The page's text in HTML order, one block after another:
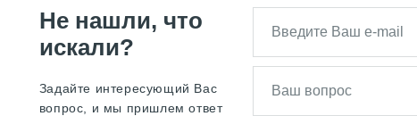
Не нашли, что
искали?
Задайте интересующий Вас
вопрос, и мы пришлем ответ